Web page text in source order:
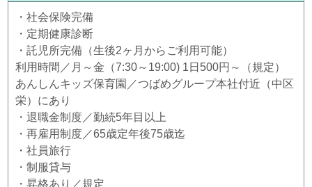
・社会保険完備
・定期健康診断
・託児所完備（生後2ヶ月からご利用可能）
利用時間／月～金（7:30～19:00) 1日500円～（規定）
あんしんキッズ保育園／つばめグループ本社付近（中区
栄）にあり
・退職金制度／勤続5年目以上
・再雇用制度／65歳定年後75歳迄
・社員旅行
・制服貸与
・昇格あり／規定